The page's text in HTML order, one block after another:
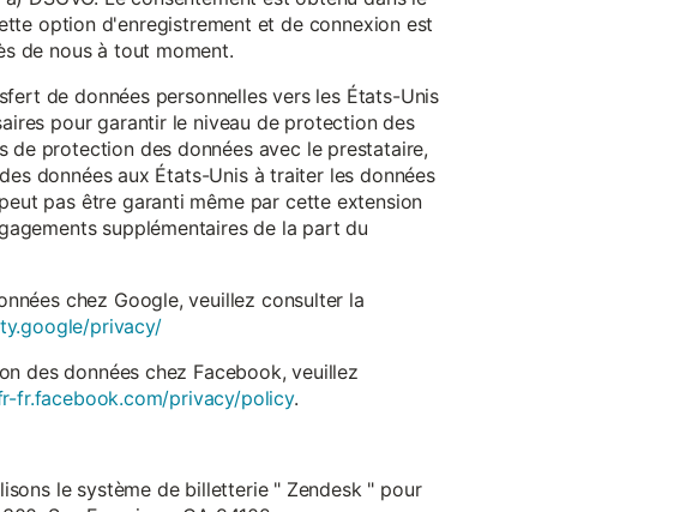
option d'enregistrement et de connexion est
de nous à tout moment.
de données personnelles vers les États-Unis
pour garantir le niveau de protection des
de protection des données avec le prestataire,
données aux États-Unis à traiter les données
pas être garanti même par cette extension
supplémentaires de la part du
chez Google, veuillez consulter la
privacy/
des données chez Facebook, veuillez
fr.facebook.com/privacy/policy.
le système de billetterie " Zendesk " pour